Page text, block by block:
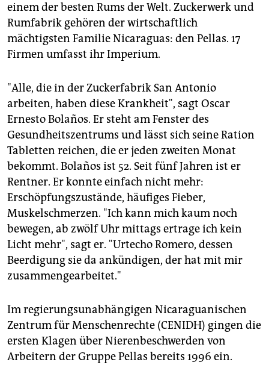
einem der besten Rums der Welt. Zuckerwerk und
Rumfabrik gehören der wirtschaftlich
mächtigsten Familie Nicaraguas: den Pellas. 17
Firmen umfasst ihr Imperium.
"Alle, die in der Zuckerfabrik San Antonio
arbeiten, haben diese Krankheit", sagt Oscar
Ernesto Bolaños. Er steht am Fenster des
Gesundheitszentrums und lässt sich seine Ration
Tabletten reichen, die er jeden zweiten Monat
bekommt. Bolaños ist 52. Seit fünf Jahren ist er
Rentner. Er konnte einfach nicht mehr:
Erschöpfungszustände, häufiges Fieber,
Muskelschmerzen. "Ich kann mich kaum noch
bewegen, ab zwölf Uhr mittags ertrage ich kein
Licht mehr", sagt er. "Urtecho Romero, dessen
Beerdigung sie da ankündigen, der hat mit mir
zusammengearbeitet."
Im regierungsunabhängigen Nicaraguanischen
Zentrum für Menschenrechte (CENIDH) gingen die
ersten Klagen über Nierenbeschwerden von
Arbeitern der Gruppe Pellas bereits 1996 ein.